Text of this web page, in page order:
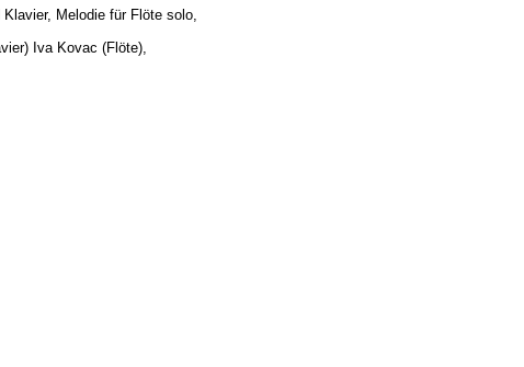
Melodie für Flöte solo,
Iva Kovac (Flöte),